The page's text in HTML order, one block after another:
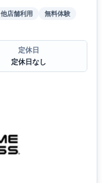
他店舗利用
無料体験
定休日
定休日なし